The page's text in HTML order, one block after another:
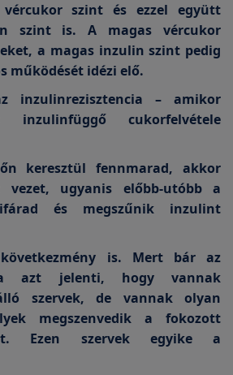
szint és ezzel együtt
szint is. A magas vércukor
a magas inzulin szint pedig
működését idézi elő.
inzulinrezisztencia – amikor
inzulinfüggő cukorfelvétele
keresztül fennmarad, akkor
vezet, ugyanis előbb-utóbb a
és megszűnik inzulint
is. Mert bár az
azt jelenti, hogy vannak
szervek, de vannak olyan
megszenvedik a fokozott
Ezen szervek egyike a